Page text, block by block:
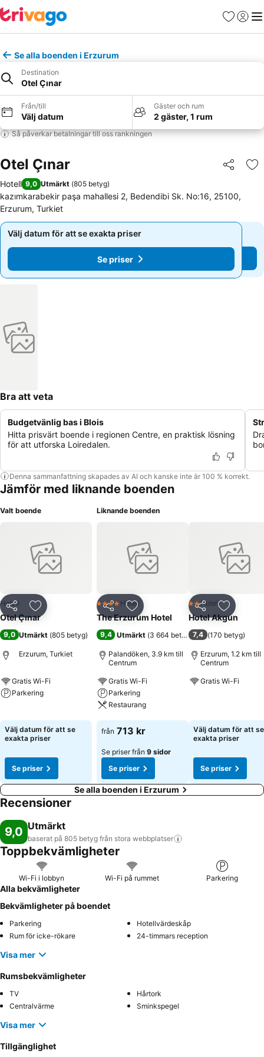
Favoriter
Logga
Se alla boenden i Erzurum
Destination
Otel Çınar
Från/till
Välj datum
Gäster och rum
2 gäster, 1 rum
Så påverkar betalningar till oss rankningen
Otel Çınar Dela
Hotell 9,0 Utmärkt (805 betyg)
kazımkarabekir paşa mahallesi 2, Bedendibi Sk. No:16, 25100,
Erzurum, Turkiet
Välj datum för att se exakta priser
Se priser
Välj datum för att se exakta priser
Se priser
Bra att veta
Budgetvänlig bas i Blois
Hitta prisvärt boende i regionen Centre, en praktisk lösning
för att utforska Loiredalen.
Denna sammanfattning skapades av AI och kanske inte är 100 % korrekt.
Jämför med liknande boenden
Valt boende
Dela Lägg till i Mina Favoriter
Hotell
Otel Çınar
9,0 Utmärkt (805 betyg)
Erzurum, Turkiet
Gratis Wi-Fi
Parkering
Välj datum för att se
exakta priser
Se priser
Liknande boenden
Dela Lägg till i Mina Favoriter
4 StjärnorHotell
The Erzurum Hotel
9,4 Utmärkt (3 664 betyg)
Palandöken, 3.9 km till
Centrum
Gratis Wi-Fi
Parkering
Restaurang
Se priser
från 713 kr
Se priser från 9 sidor
Se priser
Dela Lägg till
2 Stjärnor
Hotell
Hotel Akgun
7,4 (170 betyg)
Erzurum, 1.2 km till
Centrum
Gratis Wi-Fi
Välj datum för att se
exakta priser
Se priser
Se alla boenden i Erzurum
Recensioner
9,0 Utmärkt
baserat på 805 betyg från stora webbplatser
Toppbekvämligheter
Wi-Fi i lobbyn Wi-Fi på rummet Parkering
Alla bekvämligheter
Bekvämligheter på boendet
Parkering
Hotellvärdeskåp
Rum för icke-rökare
24-timmars reception
Visa mer
Rumsbekvämligheter
TV
Hårtork
Centralvärme
Sminkspegel
Visa mer
Tillgänglighet